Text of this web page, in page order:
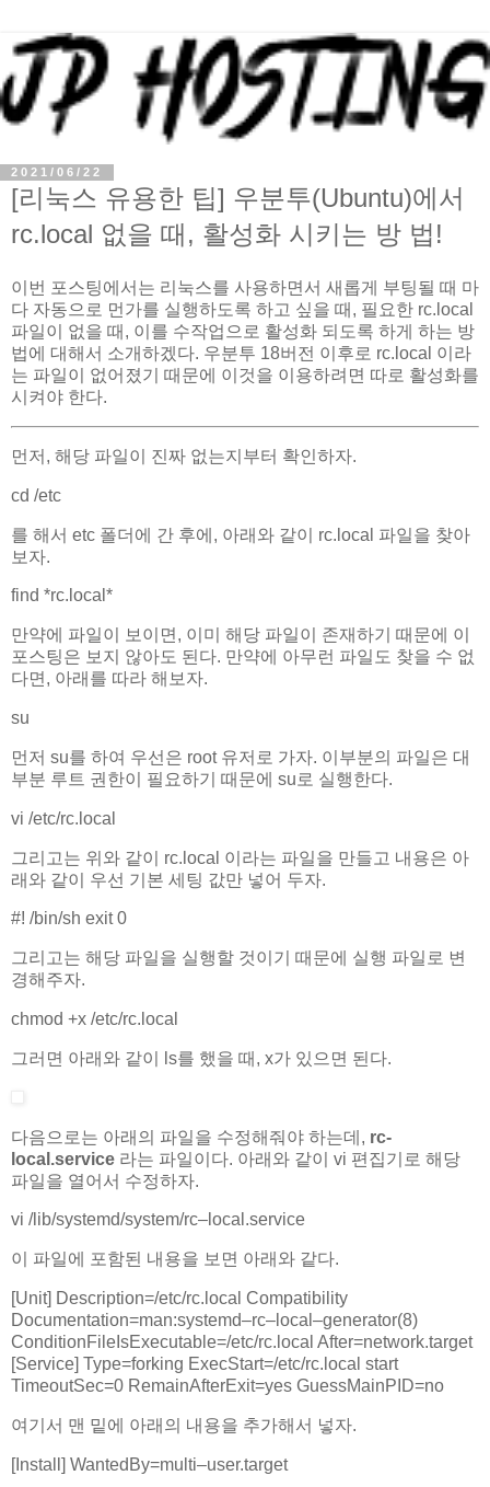
2021/06/22
[리눅스 유용한 팁] 우분투(Ubuntu)에서
rc.local 없을 때, 활성화 시키는 방 법!
이번 포스팅에서는 리눅스를 사용하면서 새롭게 부팅될 때 마
다 자동으로 먼가를 실행하도록 하고 싶을 때, 필요한 rc.local
파일이 없을 때, 이를 수작업으로 활성화 되도록 하게 하는 방
법에 대해서 소개하겠다. 우분투 18버전 이후로 rc.local 이라
는 파일이 없어졌기 때문에 이것을 이용하려면 따로 활성화를
시켜야 한다.
먼저, 해당 파일이 진짜 없는지부터 확인하자.
cd /etc
를 해서 etc 폴더에 간 후에, 아래와 같이 rc.local 파일을 찾아
보자.
find *rc. local *
만약에 파일이 보이면, 이미 해당 파일이 존재하기 때문에 이
포스팅은 보지 않아도 된다. 만약에 아무런 파일도 찾을 수 없
다면, 아래를 따라 해보자.
su
먼저 su를 하여 우선은 root 유저로 가자. 이부분의 파일은 대
부분 루트 권한이 필요하기 때문에 su로 실행한다.
vi /etc/rc. local
그리고는 위와 같이 rc.local 이라는 파일을 만들고 내용은 아
래와 같이 우선 기본 세팅 값만 넣어 두자.
#! /bin/sh exit0
그리고는 해당 파일을 실행할 것이기 때문에 실행 파일로 변
경해주자.
chmod +x /etc/rc. local
그러면 아래와 같이 ls를 했을 때, x가 있으면 된다.
다음으로는 아래의 파일을 수정해줘야 하는데, rc-
local.service 라는 파일이다. 아래와 같이 vi 편집기로 해당
파일을 열어서 수정하자.
vi /lib/systemd/system/rc– local .service
이 파일에 포함된 내용을 보면 아래와 같다.
[Unit] Description=/etc/rc. local Compatibility
Documentation=man:systemd–rc– local –generator(8)
ConditionFileIsExecutable=/etc/rc. local After=network.target
[Service] Type=forking ExecStart=/etc/rc. local start
TimeoutSec=0 RemainAfterExit=yes GuessMainPID=no
여기서 맨 밑에 아래의 내용을 추가해서 넣자.
[Install ] WantedBy=multi–user.target